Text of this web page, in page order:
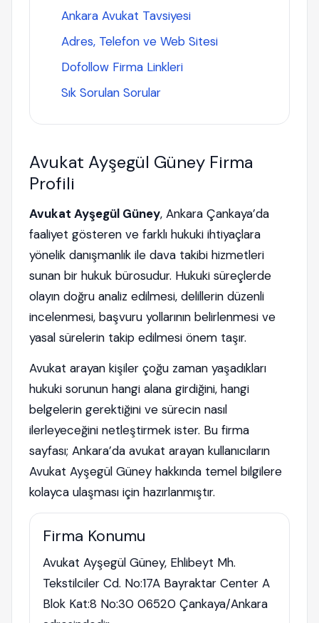
Ankara Avukat Tavsiyesi
Adres, Telefon ve Web Sitesi
Dofollow Firma Linkleri
Sık Sorulan Sorular
Avukat Ayşegül Güney Firma
Profili
Avukat Ayşegül Güney, Ankara Çankaya’da
faaliyet gösteren ve farklı hukuki ihtiyaçlara
yönelik danışmanlık ile dava takibi hizmetleri
sunan bir hukuk bürosudur. Hukuki süreçlerde
olayın doğru analiz edilmesi, delillerin düzenli
incelenmesi, başvuru yollarının belirlenmesi ve
yasal sürelerin takip edilmesi önem taşır.
Avukat arayan kişiler çoğu zaman yaşadıkları
hukuki sorunun hangi alana girdiğini, hangi
belgelerin gerektiğini ve sürecin nasıl
ilerleyeceğini netleştirmek ister. Bu firma
sayfası; Ankara’da avukat arayan kullanıcıların
Avukat Ayşegül Güney hakkında temel bilgilere
kolayca ulaşması için hazırlanmıştır.
Firma Konumu
Avukat Ayşegül Güney, Ehlibeyt Mh.
Tekstilciler Cd. No:17A Bayraktar Center A
Blok Kat:8 No:30 06520 Çankaya/Ankara